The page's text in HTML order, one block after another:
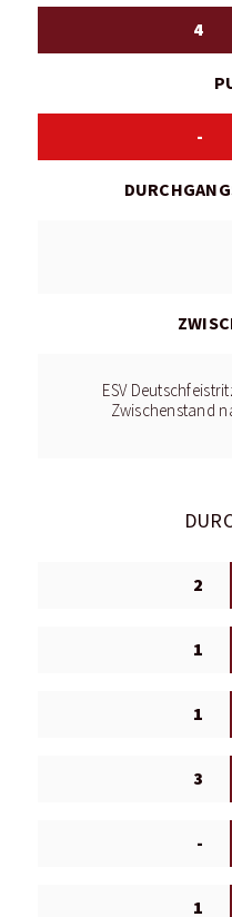
4
-
ESV
Zwischenstand
2
1
1
3
-
1